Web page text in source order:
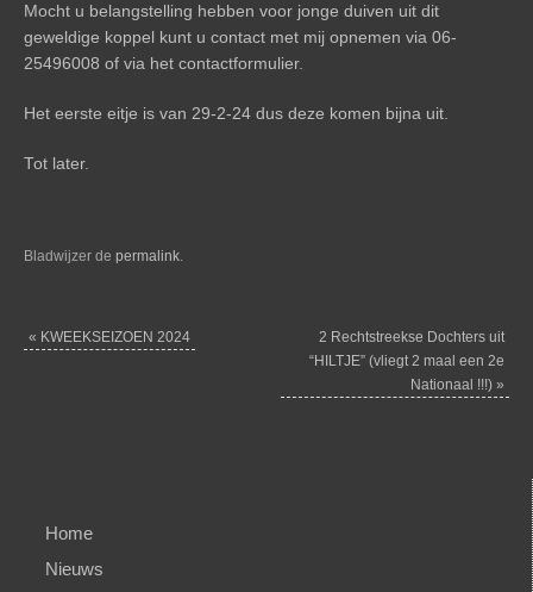
Mocht u belangstelling hebben voor jonge duiven uit dit
geweldige koppel kunt u contact met mij opnemen via 06-
25496008 of via hetcontactformulier.
Het eerste eitje is van 29-2-24 dus deze komen bijna uit.
Tot later.
Bladwijzer depermalink.
« KWEEKSEIZOEN 2024
2 Rechtstreekse Dochters uit
“HILTJE” (vliegt 2 maal een 2e
Nationaal !!!) »
Home
Nieuws